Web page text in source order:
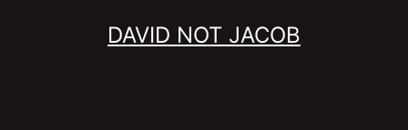
DAVID NOT JACOB